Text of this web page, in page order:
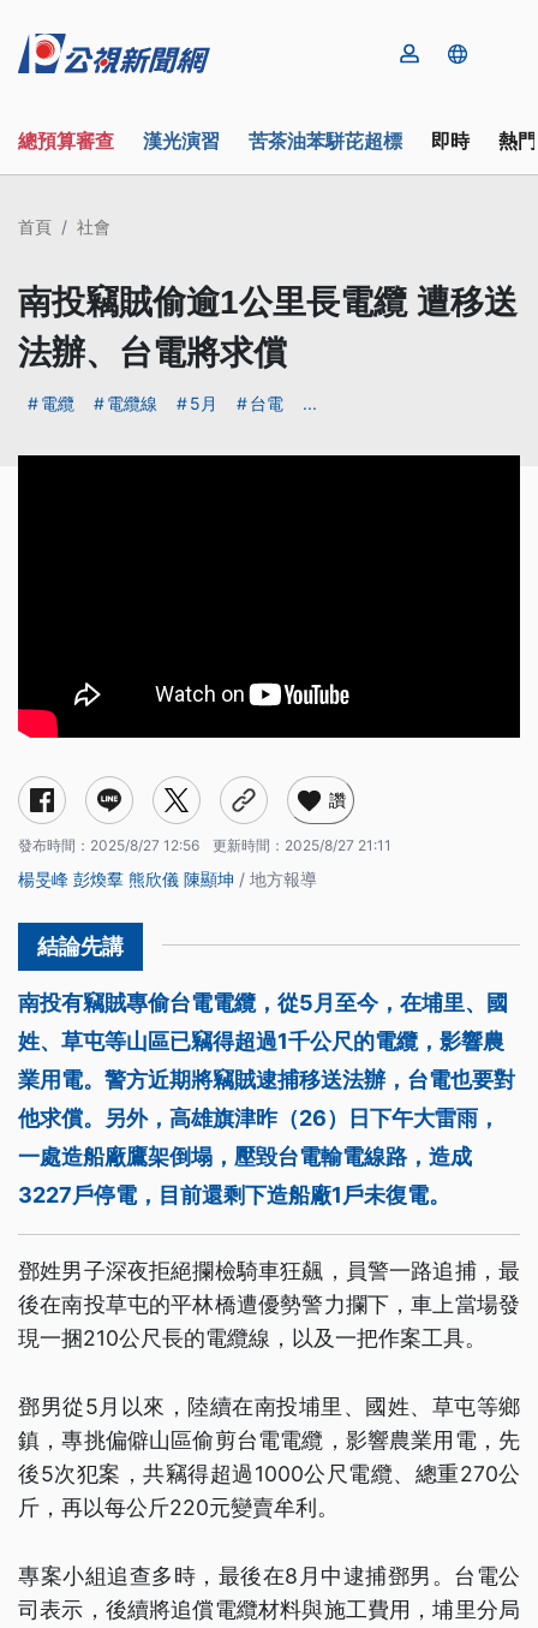
總預算審查 漢光演習 苦茶油苯駢芘超標 即時 熱
首頁 社會
南投竊賊偷逾1公里長電纜 遭移送
法辦、台電將求償
電纜 電纜線 5月 台電 ...
讚
發布時間： 2025/8/27 12:56 更新時間： 2025/8/27 21:11
楊旻峰 彭煥羣 熊欣儀 陳顯坤 / 地方報導
南投有竊賊專偷台電電纜，從5月至今，在埔里、國
姓、草屯等山區已竊得超過1千公尺的電纜，影響農
業用電。警方近期將竊賊逮捕移送法辦，台電也要對
他求償。另外，高雄旗津昨（26）日下午大雷雨，
一處造船廠鷹架倒塌，壓毀台電輸電線路，造成
3227戶停電，目前還剩下造船廠1戶未復電。
鄧姓男子深夜拒絕攔檢騎車狂飆，員警一路追捕，最
後在南投草屯的平林橋遭優勢警力攔下，車上當場發
現一捆210公尺長的電纜線，以及一把作案工具。
鄧男從5月以來，陸續在南投埔里、國姓、草屯等鄉
鎮，專挑偏僻山區偷剪台電電纜，影響農業用電，先
後5次犯案，共竊得超過1000公尺電纜、總重270公
斤，再以每公斤220元變賣牟利。
專案小組追查多時，最後在8月中逮捕鄧男。台電公
司表示，後續將追償電纜材料與施工費用，埔里分局